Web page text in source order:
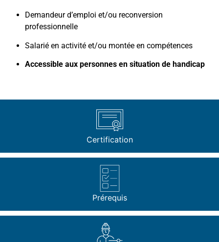
Certification
Prérequis
Demandeur d’emploi et/ou reconversion
professionnelle
Salarié en activité et/ou montée en compétences
Accessible aux personnes en situation de handicap